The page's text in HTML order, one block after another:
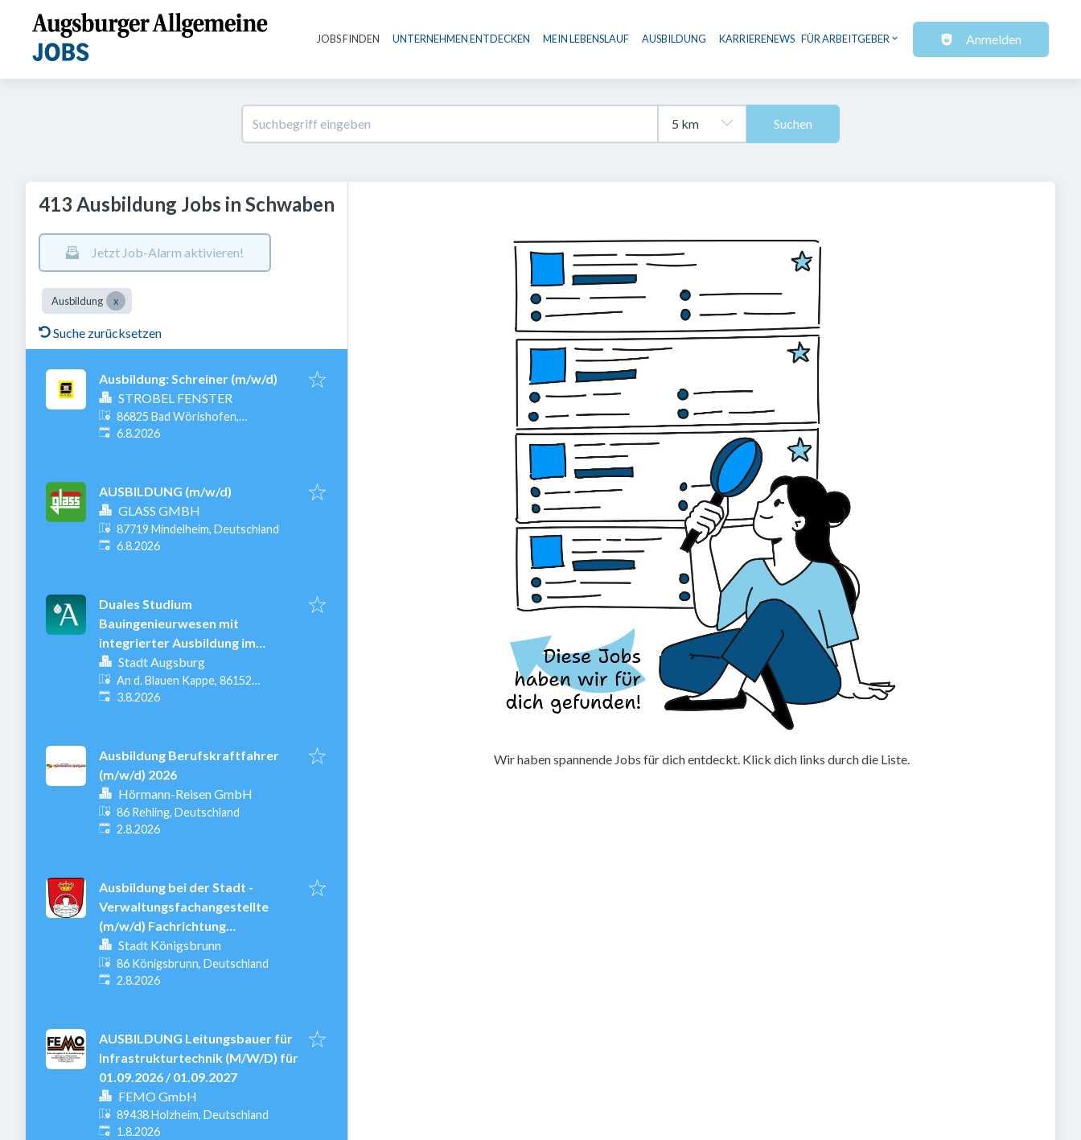
Haupt-Navigation
JOBS FINDEN UNTERNEHMEN ENTDECKEN MEIN LEBENSLAUF AUSBILDUNG KARRIERENEWS FÜR ARBEITGEBER Anmelden
Suchen
413 Ausbildung Jobs in Schwaben
Jetzt Job-Alarm aktivieren!
Ausbildung
Suche zurücksetzen
Ausbildung: Schreiner (m/w/d)
STROBEL FENSTER
86825 Bad Wörishofen,
Deutschland
Veröffentlicht
6.8.2026
AUSBILDUNG (m/w/d)
GLASS GMBH
87719 Mindelheim, Deutschland
Veröffentlicht
6.8.2026
Duales Studium
Bauingenieurwesen mit
integrierter Ausbildung im
Straßenbau (m/w/d)
Stadt Augsburg
An d. Blauen Kappe, 86152
Augsburg-Innenstadt, Deutschland
Veröffentlicht
3.8.2026
Ausbildung Berufskraftfahrer
(m/w/d) 2026
Hörmann-Reisen GmbH
86 Rehling, Deutschland
Veröffentlicht
2.8.2026
Ausbildung bei der Stadt -
Verwaltungsfachangestellte
(m/w/d) Fachrichtung
Kommunalverwaltung - 01.
September 2027
Stadt Königsbrunn
86 Königsbrunn, Deutschland
Veröffentlicht
2.8.2026
AUSBILDUNG Leitungsbauer für
Infrastrukturtechnik (M/W/D) für
01.09.2026 / 01.09.2027
FEMO GmbH
89438 Holzheim, Deutschland
Veröffentlicht
1.8.2026
Wir haben spannende Jobs für dich entdeckt. Klick dich links durch die Liste.